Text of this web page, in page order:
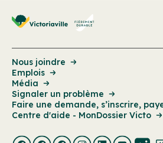
Nous joindre
Emplois
Média
Signaler un problème
Faire une demande, s’inscrire,
Centre d'aide - MonDossier Victo